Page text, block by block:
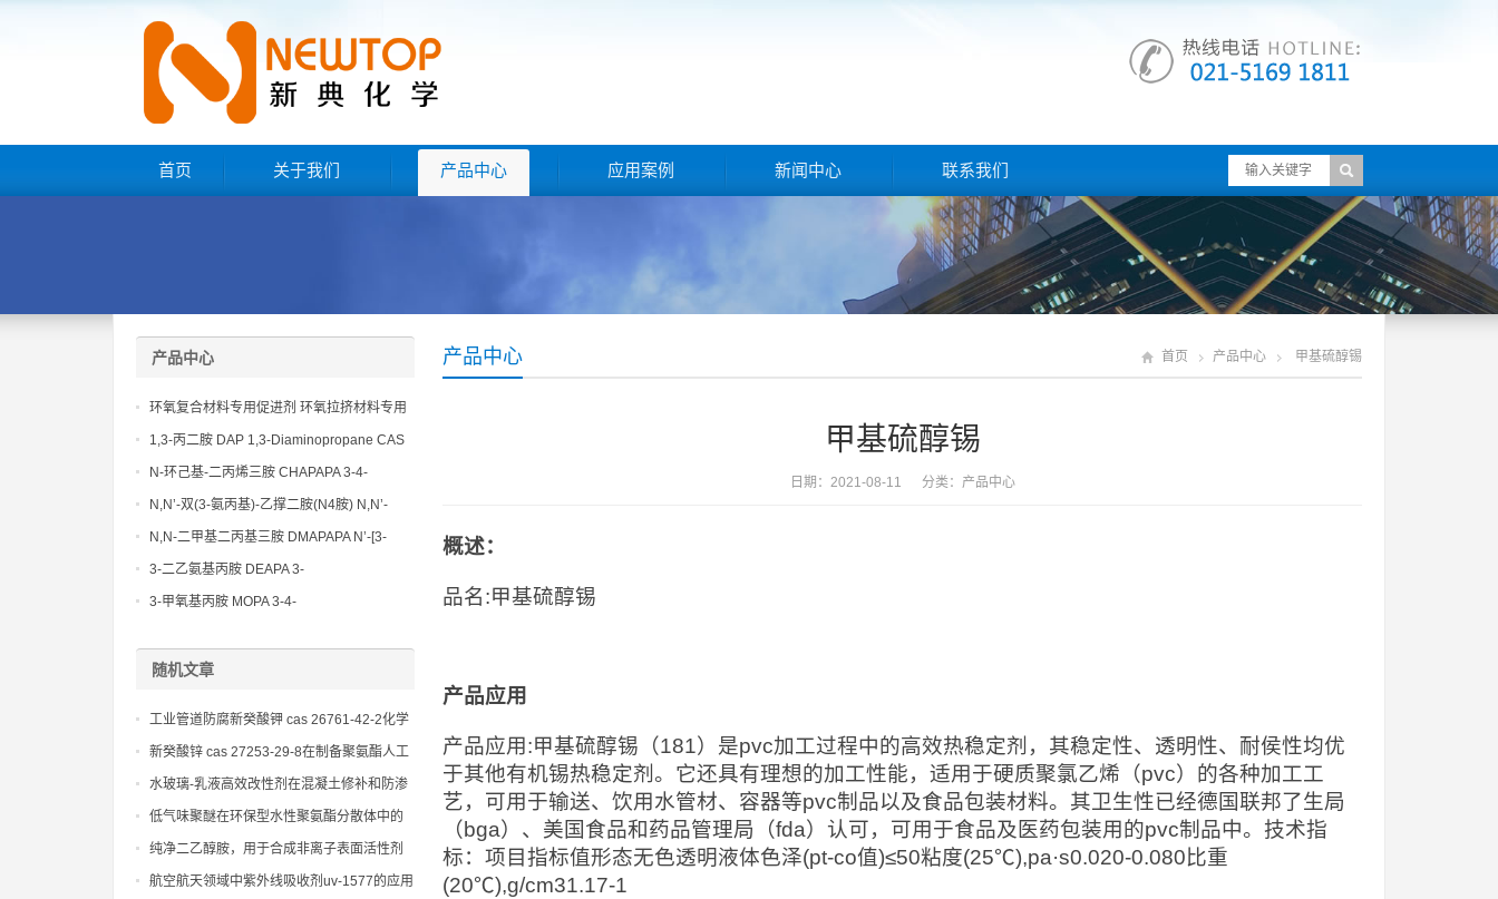
首页 关于我们 产品中心 应用案例 新闻中心 联系我们
产品中心 首页 产品中心 甲基硫醇锡
甲基硫醇锡
日期：2021-08-11 分类： 产品中心
概述：
品名:甲基硫醇锡
产品应用
产品应用:甲基硫醇锡（181）是pvc加工过程中的高效热稳定剂，其稳定性、透明性、耐侯性均优
于其他有机锡热稳定剂。它还具有理想的加工性能，适用于硬质聚氯乙烯（pvc）的各种加工工
艺，可用于输送、饮用水管材、容器等pvc制品以及食品包装材料。其卫生性已经德国联邦了生局
（bga）、美国食品和药品管理局（fda）认可，可用于食品及医药包装用的pvc制品中。技术指
标：项目指标值形态无色透明液体色泽(pt-co值)≤50粘度(25℃),pa·s0.020-0.080比重
(20℃),g/cm31.17-1
产品中心
环氧复合材料专用促进剂 环氧拉挤材料专用
促进剂 NT EP 120
1,3-丙二胺 DAP 1,3-Diaminopropane CAS
No 109-76-2
N-环己基-二丙烯三胺 CHAPAPA 3-4-
Methoxypropylamine CAS No:5332-73-0
N,N’-双(3-氨丙基)-乙撑二胺(N4胺) N,N’-
Bis(3-aminopropyl)-ethylenediamine CAS
No10563-26-5
N,N-二甲基二丙基三胺 DMAPAPA N’-[3-
(dimethylamino)propyllpropane-1,3-
diamine CAS No10563-29-8
3-二乙氨基丙胺 DEAPA 3-
(Diethylamino)propylamine CAS No 104-
3-甲氧基丙胺 MOPA 3-4-
随机文章
工业管道防腐新癸酸钾 cas 26761-42-2化学
介质耐受性增强技术
新癸酸锌 cas 27253-29-8在制备聚氨酯人工
革和合成革中的应用研究
水玻璃-乳液高效改性剂在混凝土修补和防渗
材料中的应用探索，旨在提供快速固化和高
强度。
低气味聚醚在环保型水性聚氨酯分散体中的
应用前景
纯净二乙醇胺，用于合成非离子表面活性剂
和药物中间体，提升产品性能
航空航天领域中紫外线吸收剂uv-1577的应用